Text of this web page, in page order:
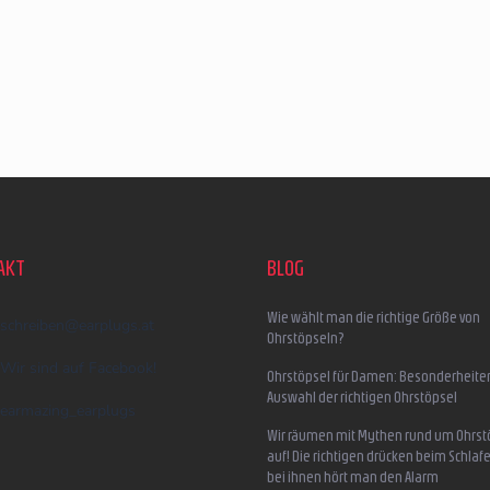
schreiben @ earplugs.at
Wir sind auf Facebook!
earmazing_earplugs
BLOG
Wie wählt man die richtige Größe von
Ohrstöpseln?
Ohrstöpsel für Damen:
Auswahl der richtigen Ohrstöpsel
Wir räumen mit Mythen rund um
auf! Die richtigen drücken beim
bei ihnen hört man den Alarm